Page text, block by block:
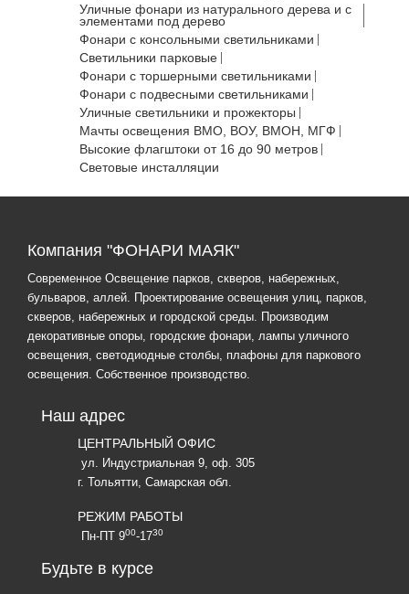
Уличные фонари из натурального дерева и с
элементами под дерево
Фонари с консольными светильниками
Светильники парковые
Фонари с торшерными светильниками
Фонари с подвесными светильниками
Уличные светильники и прожекторы
Мачты освещения ВМО, ВОУ, ВМОН, МГФ
Высокие флагштоки от 16 до 90 метров
Световые инсталляции
Компания "ФОНАРИ МАЯК"
Современное Освещение парков, скверов, набережных,
бульваров, аллей. Проектирование освещения улиц, парков,
скверов, набережных и городской среды. Производим
декоративные опоры, городские фонари, лампы уличного
освещения, светодиодные столбы, плафоны для паркового
освещения. Собственное производство.
Наш адрес
ЦЕНТРАЛЬНЫЙ ОФИС
ул. Индустриальная 9, оф. 305
г. Тольятти, Самарская обл.
РЕЖИМ РАБОТЫ
Пн-ПТ 900-1730
Будьте в курсе